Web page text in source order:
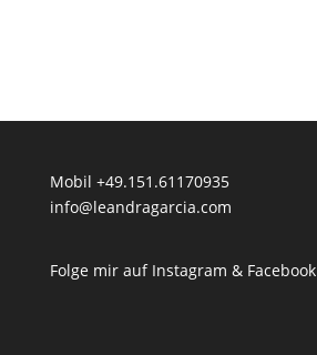
Mobil +49.151.61170935
info@leandragarcia.com
Folge mir auf Instagram & Facebook